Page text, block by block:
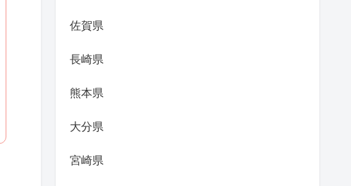
佐賀県
長崎県
熊本県
大分県
宮崎県